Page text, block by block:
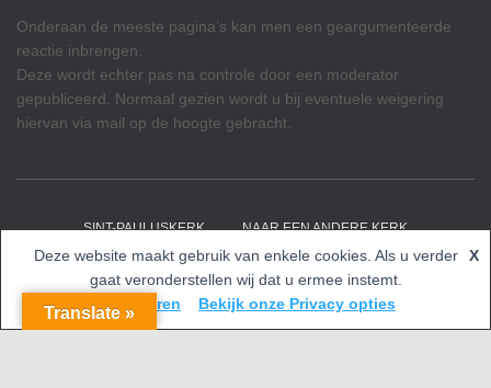
Onderaan de meeste pagina’s kan men een geargumenteerde
reactie inbrengen.
Deze wordt echter pas na controle door een moderator
gepubliceerd. Normaal gezien wordt u bij eventuele weigering
hiervan via mail op de hoogte gebracht.
SINT-PAULUSKERK NAAR EEN ANDERE KERK
Hestia | Ontwikkeld door ThemeIsle
Translate »
Deze website maakt gebruik van enkele cookies. Als u verder
gaat veronderstellen wij dat u ermee instemt.
X
Accepteren Bekijk onze Privacy opties